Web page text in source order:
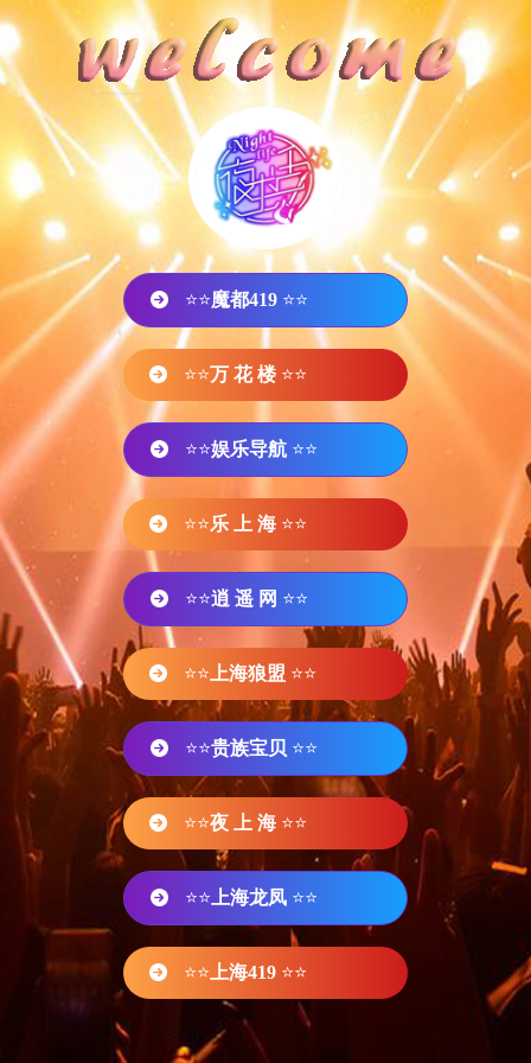
⭐⭐魔都419 ⭐⭐
⭐⭐万 花 楼 ⭐⭐
⭐⭐娱乐导航 ⭐⭐
⭐⭐乐 上 海 ⭐⭐
⭐⭐逍 遥 网 ⭐⭐
⭐⭐ 上海狼盟 ⭐⭐
⭐⭐贵族宝贝 ⭐⭐
⭐⭐夜 上 海 ⭐⭐
⭐⭐ 上海龙凤 ⭐⭐
⭐⭐ 上海419 ⭐⭐